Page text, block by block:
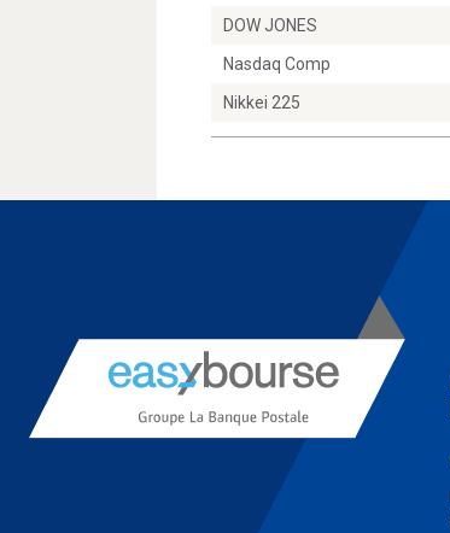
DOW JONES
Nasdaq Comp
Nikkei 225